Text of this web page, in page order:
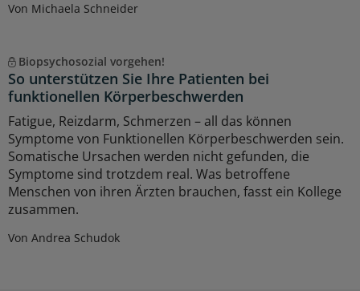
Von Michaela Schneider
Biopsychosozial vorgehen!
So unterstützen Sie Ihre Patienten bei
funktionellen Körperbeschwerden
Fatigue, Reizdarm, Schmerzen – all das können
Symptome von Funktionellen Körperbeschwerden sein.
Somatische Ursachen werden nicht gefunden, die
Symptome sind trotzdem real. Was betroffene
Menschen von ihren Ärzten brauchen, fasst ein Kollege
zusammen.
Von Andrea Schudok